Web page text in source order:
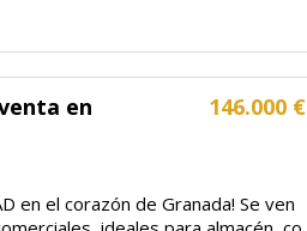
146.000 €
en
en el corazón de Granada! Se ven